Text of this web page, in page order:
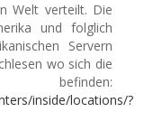
Welt verteilt. Die
und folglich
Servern
wo sich die
befinden:
inside/locations/?